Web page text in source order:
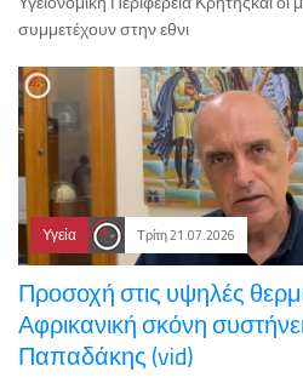
συμμετέχουν στην εθνι
Υγεία Τρίτη 21.07.2026
Προσοχή στις υψηλές
Αφρικανική σκόνη
Παπαδάκης (vid)